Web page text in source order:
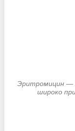
Эритромицин —
широко